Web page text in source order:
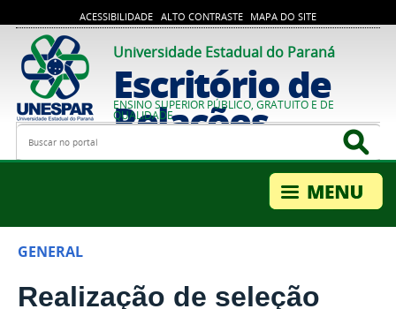
ACESSIBILIDADE ALTO CONTRASTE MAPA DO SITE
Universidade Estadual do Paraná
Escritório de
Relações
Internacionais
ENSINO SUPERIOR PÚBLICO, GRATUITO E DE
QUALIDADE
Busca
GENERAL
Realização de seleção